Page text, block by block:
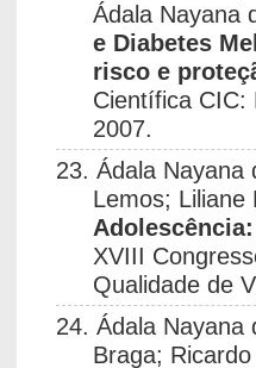
Ádala Nayana
e Diabetes
risco e
Científica CIC:
2007.
23. Ádala Nayana
Lemos;
XVIII
Qualidade de
24. Ádala Nayana
Braga;